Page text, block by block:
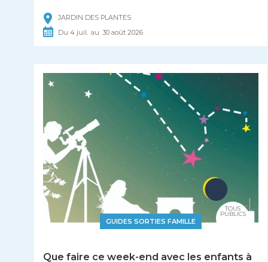
JARDIN DES PLANTES
Du 4 juil. au 30 août2026
GUIDES SORTIES FAMILLE
Que faire ce week-end avec les enfants à
TOUS
PUBLICS